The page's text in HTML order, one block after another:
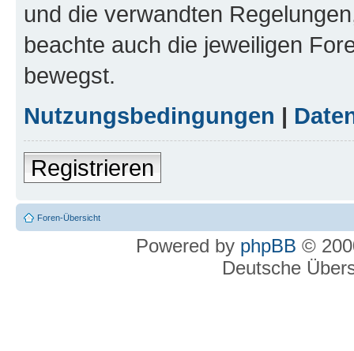
und die verwandten
beachte auch die jeweiligen
bewegst.
Nutzungsbedingungen |
Registrieren
Foren-Übersicht
Powered by phpBB ©
Deutsche